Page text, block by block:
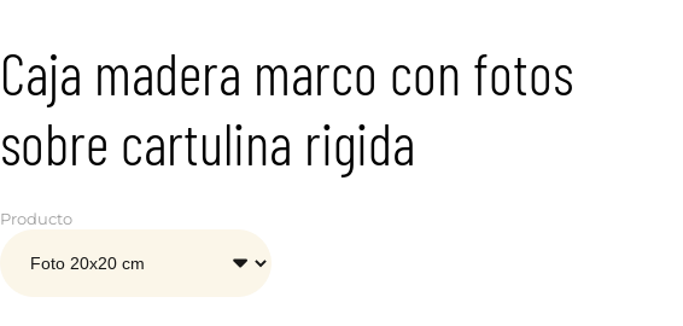
Caja madera marco con fotos
sobre cartulina rigida
Producto